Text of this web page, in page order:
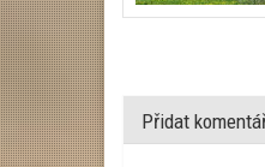
Přidat